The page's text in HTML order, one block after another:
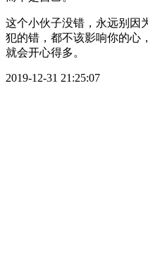
这个小伙子没错，永远别因
犯的错，都不该影响你的心
就会开心得多。
2019-12-31 21:25:07